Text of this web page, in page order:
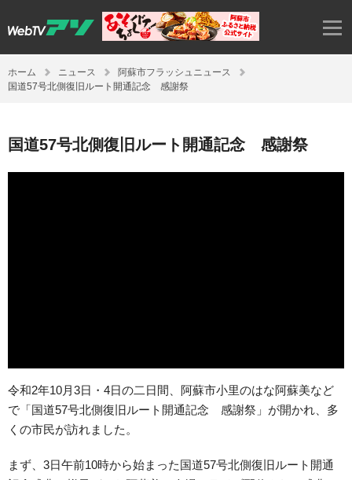
ホーム ニュース
阿蘇市フラッシュニュース
国道57号北側復旧ルート開通記念 感謝祭
国道57号北側復旧ルート開通記念 感謝祭
令和2年10月3日・4日の二日間、阿蘇市小里のはな阿蘇美など
で「国道57号北側復旧ルート開通記念 感謝祭」が開かれ、多
くの市民が訪れました。
まず、3日午前10時から始まった国道57号北側復旧ルート開通